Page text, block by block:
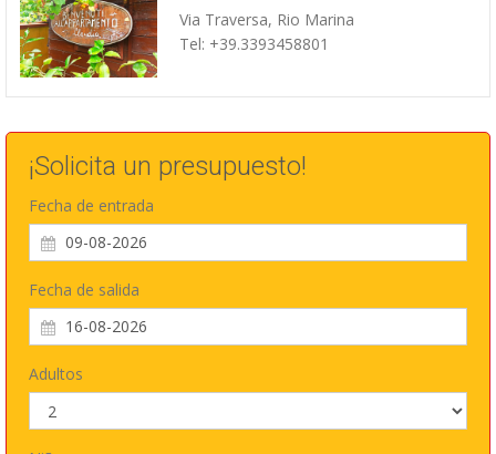
Via Traversa, Rio Marina
Tel: +39.3393458801
¡Solicita un presupuesto!
Fecha de entrada
Fecha de salida
Adultos